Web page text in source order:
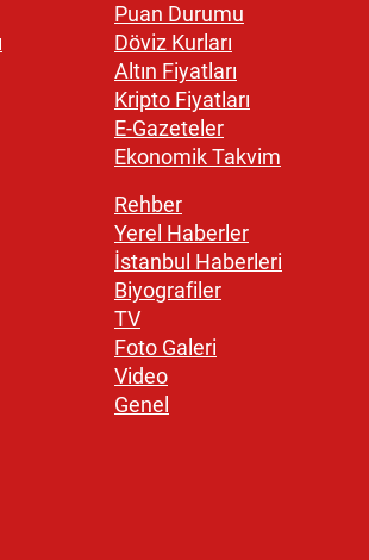
Puan Durumu
Döviz Kurları
Altın Fiyatları
Kripto Fiyatları
E-Gazeteler
Ekonomik Takvim
Rehber
Yerel Haberler
İstanbul Haberleri
Biyografiler
TV
Foto Galeri
Video
Genel